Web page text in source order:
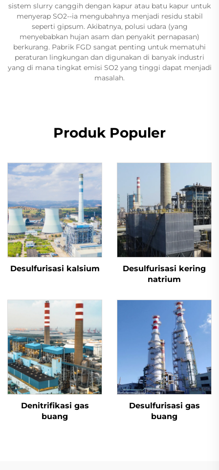
sistem slurry canggih dengan kapur atau batu kapur untuk
menyerap SO2--ia mengubahnya menjadi residu stabil
seperti gipsum. Akibatnya, polusi udara (yang
menyebabkan hujan asam dan penyakit pernapasan)
berkurang. Pabrik FGD sangat penting untuk mematuhi
peraturan lingkungan dan digunakan di banyak industri
yang di mana tingkat emisi SO2 yang tinggi dapat menjadi
masalah.
Produk Populer
Desulfurisasi kalsium
Desulfurisasi kering
natrium
Denitrifikasi gas
buang
Desulfurisasi gas
buang